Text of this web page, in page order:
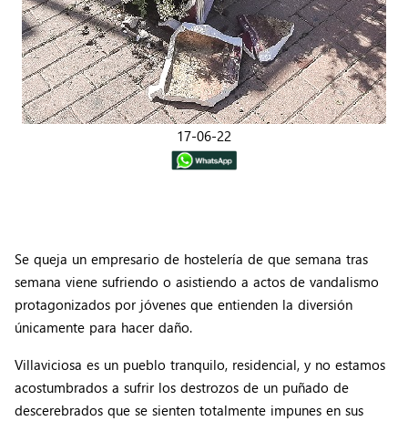
17-06-22
Se queja un empresario de hostelería de que semana tras
semana viene sufriendo o asistiendo a actos de vandalismo
protagonizados por jóvenes que entienden la diversión
únicamente para hacer daño.
Villaviciosa es un pueblo tranquilo, residencial, y no estamos
acostumbrados a sufrir los destrozos de un puñado de
descerebrados que se sienten totalmente impunes en sus